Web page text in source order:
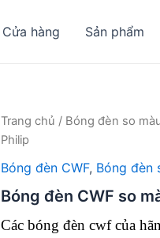
Cửa hàng Sản phẩm
Trang chủ / Bóng đèn so
Philip
Bóng đèn CWF, Bóng đèn
Bóng đèn CWF so
Các bóng đèn cwf của